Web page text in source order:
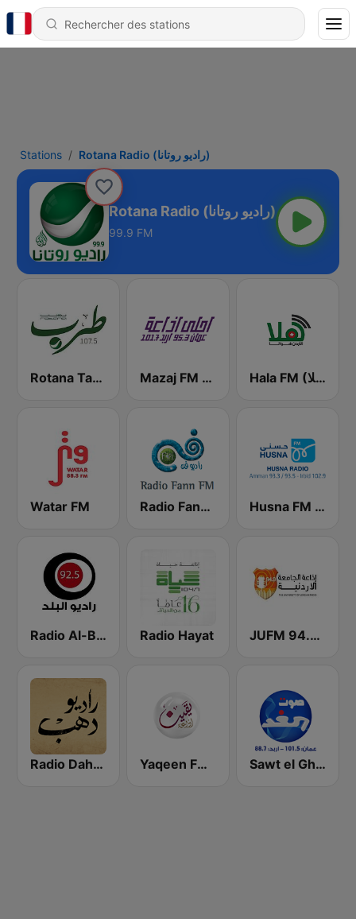
Stations Rotana Radio (راديو روتانا)
Rotana Radio (راديو روتانا)
99.9 FM
Rotana Tarab Jordan ( راديو روتانا طرب الاردن) Mazaj FM (مزاج إف إم) Hala FM (راديو هلا)
Watar FM Radio Fann (راديو فن) Husna FM (حسنى)
Radio Al-Balad 92.5 (راديو البلد) Radio Hayat JUFM 94.9 (إذاعة الجامعة الأردنية)
Radio Dahab - راديو دهب Yaqeen FM 103.7 (يقين) Sawt el Ghad (صوت الغد)